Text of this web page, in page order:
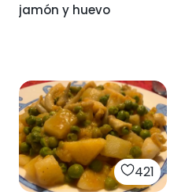
jamón y huevo
421